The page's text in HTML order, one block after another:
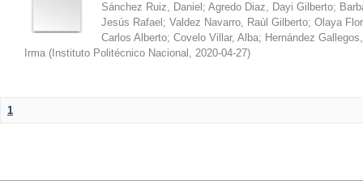
Sánchez Ruiz, Daniel ; Agredo Diaz, Dayi Gilberto;
Jesús Rafael ; Valdez Navarro, Raúl Gilberto; Olaya
Carlos Alberto; Covelo Villar, Alba; Hernández
Irma ( Instituto Politécnico Nacional , 2020-04-27)
1